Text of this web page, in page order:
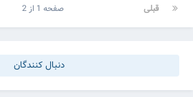
قبلی صفحه 1 از 2
دنبال کنندگان